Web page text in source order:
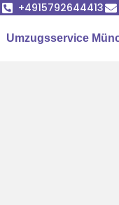
+4915792644413
Umzugsservice